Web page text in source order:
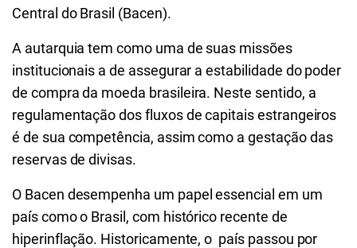
Central do Brasil (Bacen).
A autarquia tem como uma de suas missões
institucionais a de assegurar a estabilidade do poder
de compra da moeda brasileira. Neste sentido, a
regulamentação dos fluxos de capitais estrangeiros
é de sua competência, assim como a gestação das
reservas de divisas.
O Bacen desempenha um papel essencial em um
país como o Brasil, com histórico recente de
hiperinflação. Historicamente, o país passou por